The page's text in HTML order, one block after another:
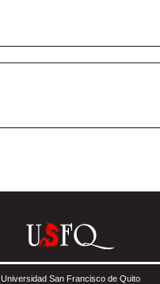
Universidad San Francisco de Quito